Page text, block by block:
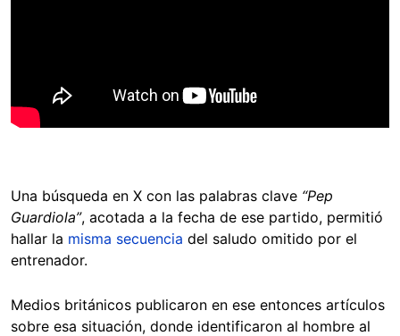
Una búsqueda en X con las palabras clave “Pep
Guardiola”, acotada a la fecha de ese partido, permitió
hallar la misma secuencia del saludo omitido por el
entrenador.
Medios británicos publicaron en ese entonces artículos
sobre esa situación, donde identificaron al hombre al